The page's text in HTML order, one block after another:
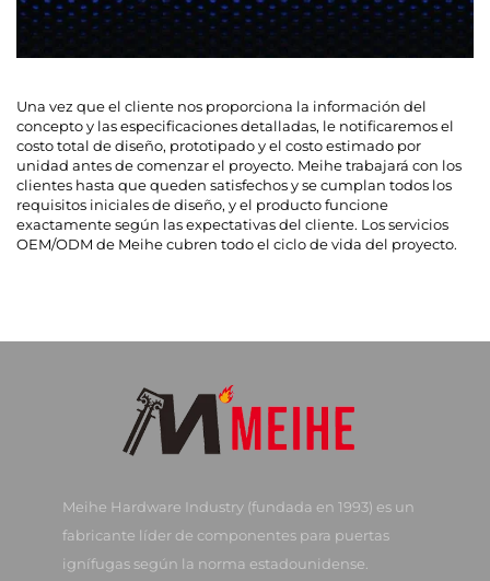
Una vez que el cliente nos proporciona la información del
concepto y las especificaciones detalladas, le notificaremos el
costo total de diseño, prototipado y el costo estimado por
unidad antes de comenzar el proyecto. Meihe trabajará con los
clientes hasta que queden satisfechos y se cumplan todos los
requisitos iniciales de diseño, y el producto funcione
exactamente según las expectativas del cliente. Los servicios
OEM/ODM de Meihe cubren todo el ciclo de vida del proyecto.
Meihe Hardware Industry (fundada en 1993) es un
fabricante líder de componentes para puertas
ignífugas según la norma estadounidense.